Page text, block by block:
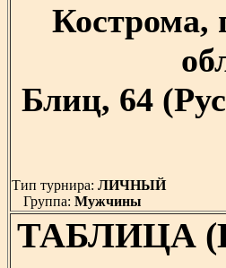
Кострома,
Блиц, 64
Тип турнира: ЛИЧНЫЙ
Группа: Мужчины
ТАБЛИЦА